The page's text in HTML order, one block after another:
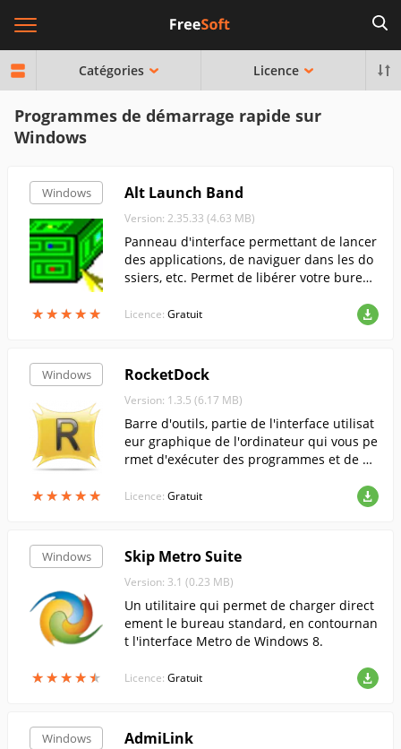
Catégories Licence
Programmes de démarrage rapide sur
Windows
Windows
★★★★★
★★★★★
Alt Launch Band
Version: 2.35.33 (4.63 MB)
Panneau d'interface permettant de lancer
des applications, de naviguer dans les do
ssiers, etc. Permet de libérer votre bureau
t le design de la police peuvent être modi
Licence: Gratuit
Windows
★★★★★
★★★★★
RocketDock
Version: 1.3.5 (6.17 MB)
Barre d'outils, partie de l'interface utilisat
eur graphique de l'ordinateur qui vous pe
rmet d'exécuter des programmes et de pa
e.....
Licence: Gratuit
Windows
★★★★★
★★★★★
Skip Metro Suite
Version: 3.1 (0.23 MB)
Un utilitaire qui permet de charger direct
ement le bureau standard, en contournan
t l'interface Metro de Windows 8.
Licence: Gratuit
Windows AdmiLink